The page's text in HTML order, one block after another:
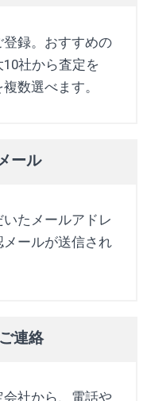
登録。おすすめの
社から査定を
数選べます。
ール
たメールアドレ
メールが送信され
連絡
社から、電話や